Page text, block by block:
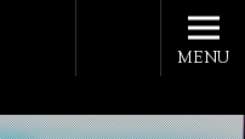
MENU